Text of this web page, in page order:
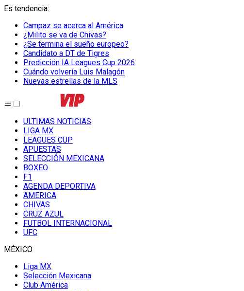
Es tendencia:
Campaz se acerca al América
¿Milito se va de Chivas?
¿Se termina el sueño europeo?
Candidato a DT de Tigres
Predicción IA Leagues Cup 2026
Cuándo volvería Luis Malagón
Nuevas estrellas de la MLS
ULTIMAS NOTICIAS
LIGA MX
LEAGUES CUP
APUESTAS
SELECCIÓN MEXICANA
BOXEO
F1
AGENDA DEPORTIVA
AMERICA
CHIVAS
CRUZ AZUL
FUTBOL INTERNACIONAL
UFC
MÉXICO
Liga MX
Selección Mexicana
Club América